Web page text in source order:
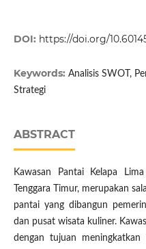
DOI: https://doi.org/
Keywords: Analisis SWOT,
Strategi
ABSTRACT
Kawasan Pantai Kelapa
Tenggara Timur, merupakan
pantai yang dibangun
dan pusat wisata kuliner.
dengan tujuan meningkatkan